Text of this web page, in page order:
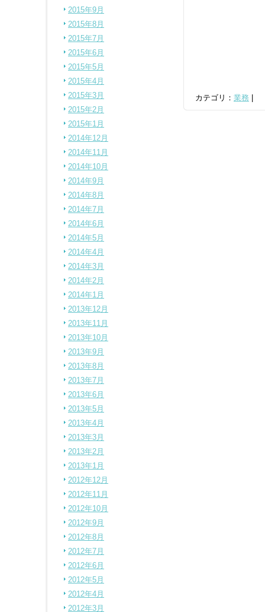
カテゴリ： 業務
2015年9月
2015年8月
2015年7月
2015年6月
2015年5月
2015年4月
2015年3月
2015年2月
2015年1月
2014年12月
2014年11月
2014年10月
2014年9月
2014年8月
2014年7月
2014年6月
2014年5月
2014年4月
2014年3月
2014年2月
2014年1月
2013年12月
2013年11月
2013年10月
2013年9月
2013年8月
2013年7月
2013年6月
2013年5月
2013年4月
2013年3月
2013年2月
2013年1月
2012年12月
2012年11月
2012年10月
2012年9月
2012年8月
2012年7月
2012年6月
2012年5月
2012年4月
2012年3月